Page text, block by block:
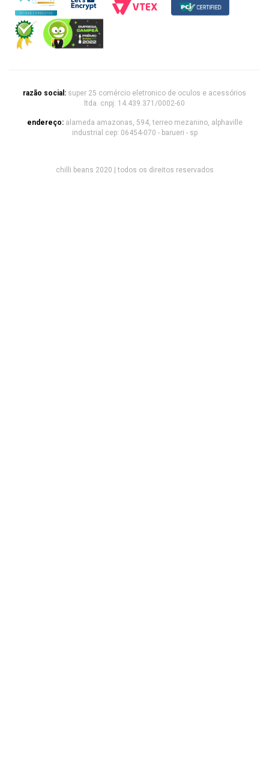
razão social: super 25 comércio eletronico de oculos e acessórios
ltda. cnpj: 14.439.371/0002-60
endereço: alameda amazonas, 594, terreo mezanino, alphaville
industrial cep: 06454-070 - barueri - sp
chilli beans 2020 | todos os direitos reservados